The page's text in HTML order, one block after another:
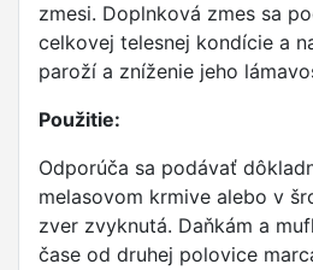
zmesi. Doplnková zmes sa
celkovej telesnej kondície a
paroží a zníženie jeho
Použitie:
Odporúča sa podávať
melasovom krmive alebo v
zver zvyknutá. Daňkám a
čase od druhej polovice